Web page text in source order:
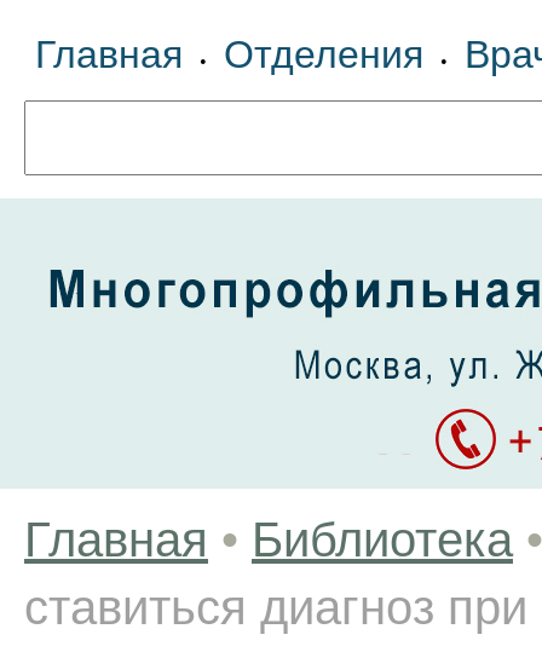
Главная • Отделения •
Главная • Библиотека •
ставиться диагноз